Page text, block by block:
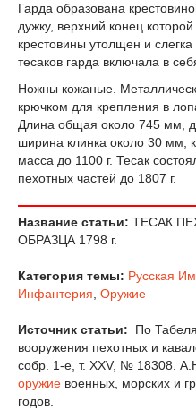
Гарда образована
дужку, верхний конец
крестовины утол­щен и
тесаков гарда включала в
Ножны кожаные.
крючком для крепления в
Длина общая около 745 мм,
ширина клинка около 30 мм,
масса до 1100 г. Тесак
пехотных частей до 1807 г.
Название статьи: ТЕСАК
ОБРАЗЦА 1798 г.
Категория темы: Русская
Инфантерия Оружие
Источник статьи:
По
вооружения пехотных и
собр. 1-е, т. XXV, № 18308.
оружие военных, морских и
годов.